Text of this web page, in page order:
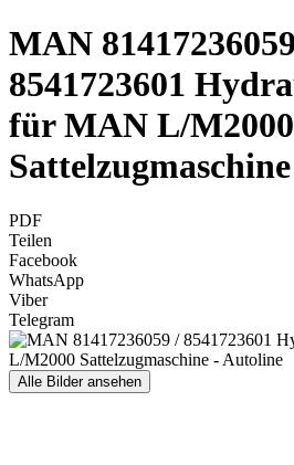
MAN
8541723601
für MAN L/M2000
Sattelzugmaschine
PDF
Teilen
Facebook
WhatsApp
Viber
Telegram
Alle Bilder ansehen